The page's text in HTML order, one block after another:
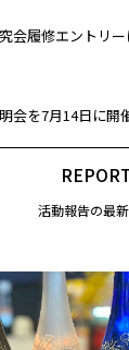
会履修エントリー
会を7月14日に開
活動報告の最